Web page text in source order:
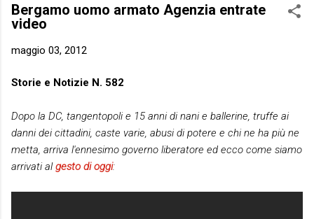
Bergamo uomo armato Agenzia entrate
video
maggio 03, 2012
Storie e Notizie N. 582
Dopo la DC, tangentopoli e 15 anni di nani e ballerine, truffe ai
danni dei cittadini, caste varie, abusi di potere e chi ne ha più ne
metta, arriva l'ennesimo governo liberatore ed ecco come siamo
arrivati algesto di oggi: